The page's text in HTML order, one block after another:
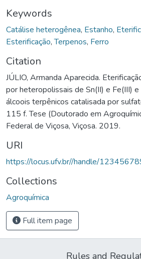
Keywords
Catálise heterogênea, Estanho,
Esterificação,Terpenos, Ferro
Citation
JÚLIO, Armanda Aparecida.
por heteropolissais de Sn(II) e Fe(III)
álcoois terpênicos catalisada por
115 f. Tese (Doutorado em
Federal de Viçosa, Viçosa. 2019.
URI
https://locus.ufv.br//handle/
Collections
Agroquímica
Full item page
Rules and